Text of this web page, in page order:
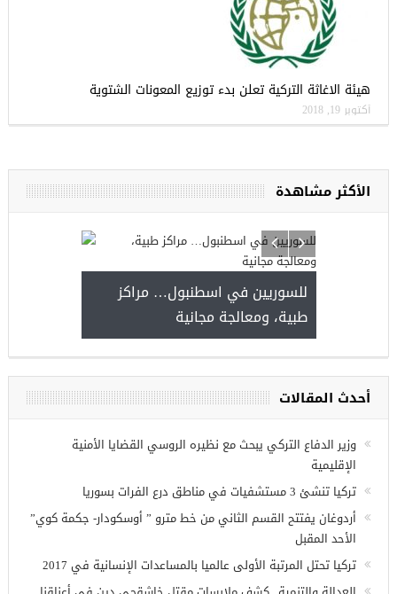
هيئة الاغاثة التركية تعلن بدء توزيع المعونات الشتوية
أكتوبر 19, 2018
الأكثر مشاهدة
للسوريين في اسطنبول…
مجموعة فرص عمل للسوريين في
أحدث المقالات
وزير الدفاع التركي يبحث مع نظيره الروسي القضايا الأمنية
الإقليمية
تركيا تنشئ 3 مستشفيات في مناطق درع الفرات بسوريا
أردوغان يفتتح القسم الثاني من خط مترو ” أوسكودار- جكمة كوي”
الأحد المقبل